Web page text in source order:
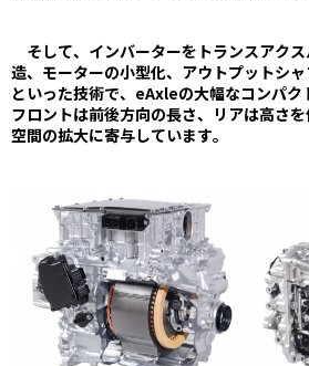
そして、インバーターをトランスアク
造、モーターの小型化、アウトプットシ
といった技術で、eAxleの大幅なコンパク
フロントは前後方向の長さ、リアは高さ
空間の拡大に寄与しています。